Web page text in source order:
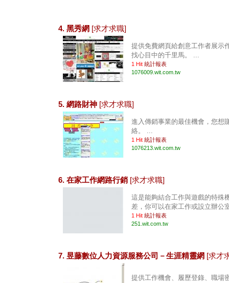
4. 黑秀網 [求才求職]
提供免費網頁給創意工作者展示
找心目中的千里馬。 ...
1 Hit 統計報表
1076009.wit.com.tw
5. 網路財神 [求才求職]
進入傳銷事業的最佳機會，您想
絡。 ...
1 Hit 統計報表
1076213.wit.com.tw
6. 在家工作網路行銷 [求才求職]
這是能夠結合工作與遊戲的特殊
差，你可以在家工作或設立辦公
1 Hit 統計報表
251.wit.com.tw
7. 昱藤數位人力資源服務公司－生涯精靈網 [求才
提供工作機會、履歷登錄、職場